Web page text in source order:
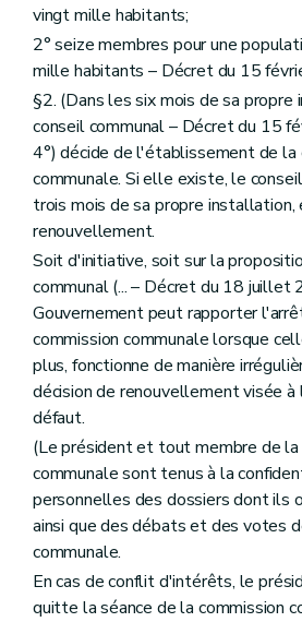
Sous-section
Art. 217
Sous-section 2
Art. 219
Art. 220
Art. 220bis
Art.
220ter
Art. 221
Art. 221bis
Art. 221
Art. 221quater
Art. 222
Sous-section 3
Art. 223
Art. 224
Sous-section 4
Art. 225
Sous-section 5
Art. 227
Sous-section 6
Art. 228
Art. 229
Chapitre III Des
Titre III
Art. 231
Titre IV De l'archéologie
vingt mille habitants;
2° seize membres pour une
mille habitants – Décret du 15
§2. (Dans les six mois de sa
conseil communal – Décret du 15
4°) décide de l'établissement de la
communale. Si elle existe, le
trois mois de sa propre installation,
renouvellement.
Soit d'initiative, soit sur la
communal (... – Décret du 18 juillet
Gouvernement peut rapporter
commission communale lorsque
plus, fonctionne de manière
décision de renouvellement visée à
défaut.
(Le président et tout membre de la
communale sont tenus à la
personnelles des dossiers dont ils
ainsi que des débats et des votes
communale.
En cas de conflit d'intérêts, le
quitte la séance de la commission